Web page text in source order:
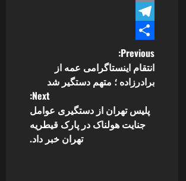
Print
Telegram
Share
P
o
s
Previous:
انتقام اینستاگرامی عمه از
برادرزاده ؛ متهم دستگیر شد
Next:
پلیس تهران از دستگیری عوامل
جنایت هولناک در پارک قیطریه
تهران خبر داد.